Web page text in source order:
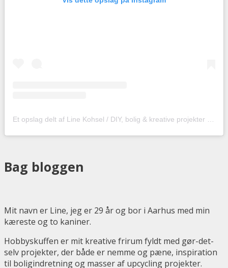
Bag bloggen
Mit navn er Line, jeg er 29 år og bor i Aarhus med min
kæreste og to kaniner.
Hobbyskuffen er mit kreative frirum fyldt med gør-det-
selv projekter, der både er nemme og pæne, inspiration
til boligindretning og masser af upcycling projekter.